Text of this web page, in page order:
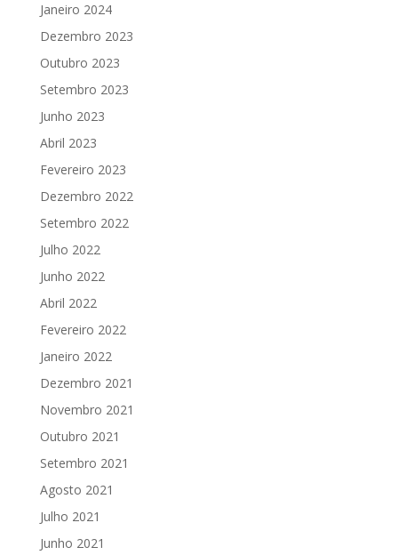
Janeiro 2024
Dezembro 2023
Outubro 2023
Setembro 2023
Junho 2023
Abril 2023
Fevereiro 2023
Dezembro 2022
Setembro 2022
Julho 2022
Junho 2022
Abril 2022
Fevereiro 2022
Janeiro 2022
Dezembro 2021
Novembro 2021
Outubro 2021
Setembro 2021
Agosto 2021
Julho 2021
Junho 2021